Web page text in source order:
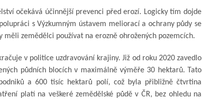
očekává účinnější prevenci před erozí. Logicky tím dojde
s Výzkumným ústavem meliorací a ochrany půdy se
zemědělci používat na erozně ohrožených pozemcích.
v politice uzdravování krajiny. Již od roku 2020 zavedlo
půdních blocích v maximálně výměře 30 hektarů. Tato
a 600 tisíc hektarů polí, což byla přibližně čtvrtina
platí na veškeré zemědělské půdě v ČR, bez ohledu na